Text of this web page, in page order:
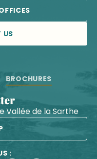
US
BROCHURES
Vallée de la Sarthe
: